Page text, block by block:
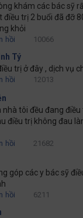
khám các bác sỹ
điều trị 2 buổi đã đỡ
khỏi
hồi 10066
Tý
trị ở đây , dịch vụ
hồi 12013
nhà tôi đều đang
điều trị không đau
hồi 21682
góp các y bác sỹ
hồi 6211